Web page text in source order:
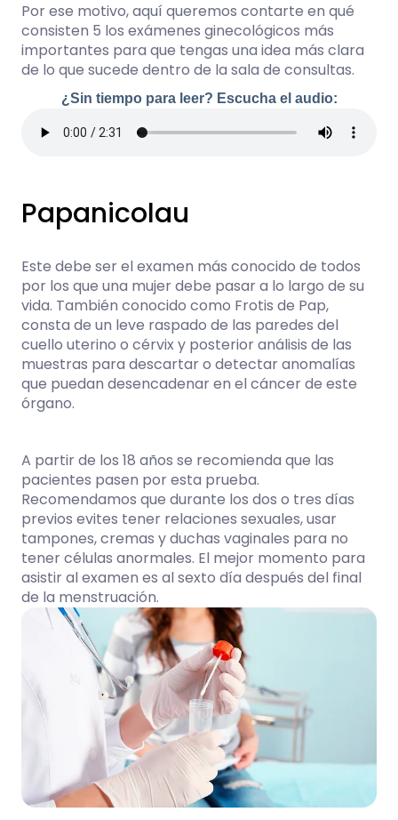
Por ese motivo, aquí queremos contarte en qué
consisten 5 los exámenes ginecológicos más
importantes para que tengas una idea más clara
de lo que sucede dentro de la sala de consultas.
¿Sin tiempo para leer? Escucha el audio:
Papanicolau
Este debe ser el examen más conocido de todos
por los que una mujer debe pasar a lo largo de su
vida. También conocido como Frotis de Pap,
consta de un leve raspado de las paredes del
cuello uterino o cérvix y posterior análisis de las
muestras para descartar o detectar anomalías
que puedan desencadenar en el cáncer de este
órgano.
A partir de los 18 años se recomienda que las
pacientes pasen por esta prueba.
Recomendamos que durante los dos o tres días
previos evites tener relaciones sexuales, usar
tampones, cremas y duchas vaginales para no
tener células anormales. El mejor momento para
asistir al examen es al sexto día después del final
de la menstruación.